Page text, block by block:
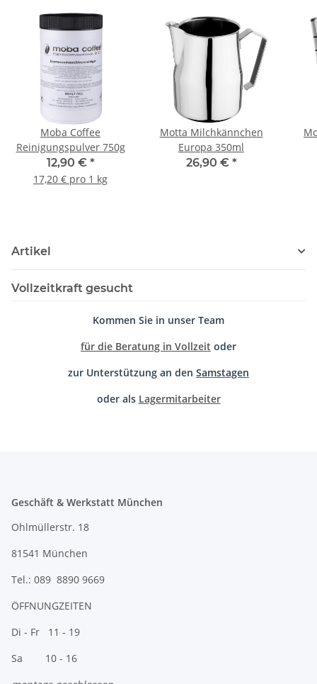
Moba Coffee
Reinigungspulver 750g
12,90 € *
17,20 € pro 1 kg
Motta Milchkännchen
Europa 350ml
26,90 € *
Artikel
Vollzeitkraft gesucht
Kommen Sie in unser Team
für die Beratung in Vollzeit oder
zur Unterstützung an den Samstagen
oder als Lagermitarbeiter
Geschäft & Werkstatt München
Ohlmüllerstr. 18
81541 München
Tel.: 089 8890 9669
ÖFFNUNGZEITEN
Di - Fr 11 - 19
Sa 10 - 16